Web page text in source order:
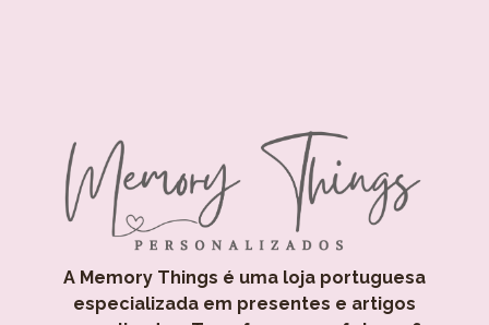
A Memory Things é uma loja portuguesa
especializada em presentes e artigos